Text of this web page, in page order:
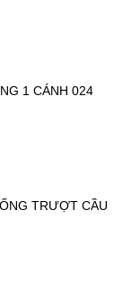
1 CÁNH 024
TRƯỢT CẦU